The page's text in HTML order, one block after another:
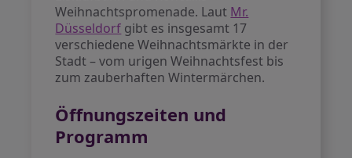
Weihnachtspromenade. Laut Mr.
Düsseldorf gibt es insgesamt 17
verschiedene Weihnachtsmärkte in der
Stadt – vom urigen Weihnachtsfest bis
zum zauberhaften Wintermärchen.
Öffnungszeiten und
Programm